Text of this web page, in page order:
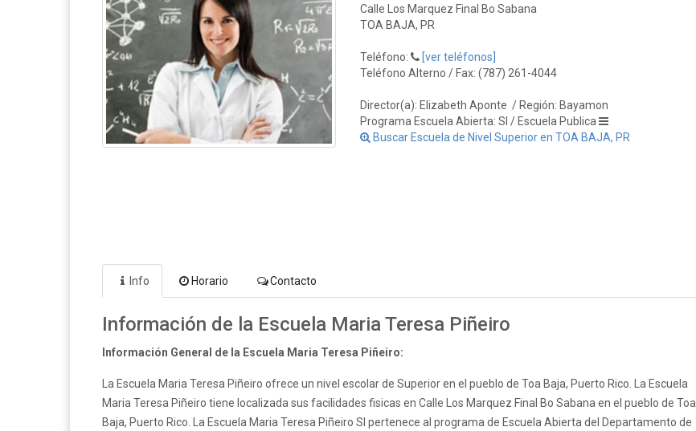
Calle Los Marquez Final Bo Sabana
TOA BAJA, PR
Teléfono:
[ver teléfonos]
Teléfono Alterno / Fax: (787) 261-4044
Director(a): Elizabeth Aponte / Región: Bayamon
Programa Escuela Abierta: SI / Escuela Publica
Buscar Escuela de Nivel Superior en TOA BAJA, PR
Info Horario Contacto
Información de la Escuela Maria Teresa Piñeiro
Información General de la Escuela Maria Teresa Piñeiro:
La Escuela Maria Teresa Piñeiro ofrece un nivel escolar de Superior en el pueblo de Toa Baja, Puerto Rico. La Escuela
Maria Teresa Piñeiro tiene localizada sus facilidades fisicas en Calle Los Marquez Final Bo Sabana en el pueblo de Toa
Baja, Puerto Rico. La Escuela Maria Teresa Piñeiro SI pertenece al programa de Escuela Abierta del Departamento de